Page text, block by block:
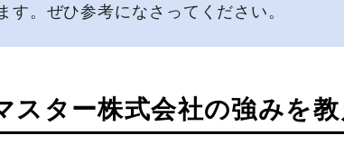
す。ぜひ参考になさってください。
スター株式会社の強みを